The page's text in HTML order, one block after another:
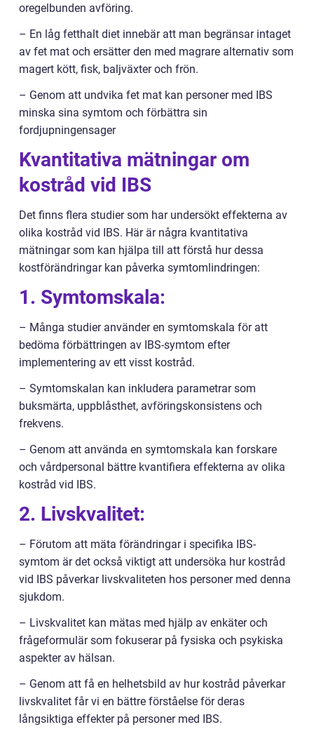
oregelbunden avföring.
– En låg fetthalt diet innebär att man begränsar intaget
av fet mat och ersätter den med magrare alternativ som
magert kött, fisk, baljväxter och frön.
– Genom att undvika fet mat kan personer med IBS
minska sina symtom och förbättra sin
fordjupningensager
Kvantitativa mätningar om
kostråd vid IBS
Det finns flera studier som har undersökt effekterna av
olika kostråd vid IBS. Här är några kvantitativa
mätningar som kan hjälpa till att förstå hur dessa
kostförändringar kan påverka symtomlindringen:
1. Symtomskala:
– Många studier använder en symtomskala för att
bedöma förbättringen av IBS-symtom efter
implementering av ett visst kostråd.
– Symtomskalan kan inkludera parametrar som
buksmärta, uppblåsthet, avföringskonsistens och
frekvens.
– Genom att använda en symtomskala kan forskare
och vårdpersonal bättre kvantifiera effekterna av olika
kostråd vid IBS.
2. Livskvalitet:
– Förutom att mäta förändringar i specifika IBS-
symtom är det också viktigt att undersöka hur kostråd
vid IBS påverkar livskvaliteten hos personer med denna
sjukdom.
– Livskvalitet kan mätas med hjälp av enkäter och
frågeformulär som fokuserar på fysiska och psykiska
aspekter av hälsan.
– Genom att få en helhetsbild av hur kostråd påverkar
livskvalitet får vi en bättre förståelse för deras
långsiktiga effekter på personer med IBS.